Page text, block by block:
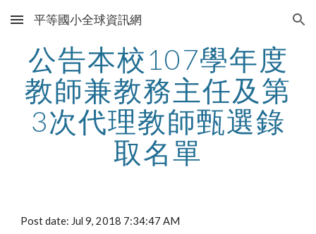
Skip to main content Skip to navigation
平等國小全球資訊網
公告本校107學年度
教師兼教務主任及第
3次代理教師甄選錄
取名單
Post date: Jul 9, 2018 7:34:47 AM